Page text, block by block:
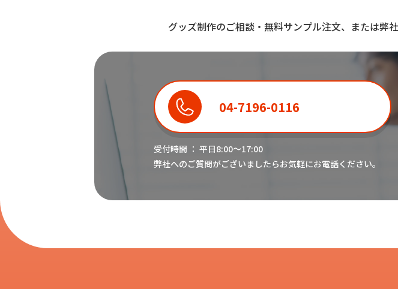
グッズ制作のご相談・無料サンプル注文、または弊
04-7196-0116
受付時間 ： 平日8:00〜17:00
弊社へのご質問がございましたらお気軽にお電話ください。